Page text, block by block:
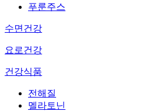
푸룬주스
수면건강
요로건강
건강식품
전해질
멜라토닌